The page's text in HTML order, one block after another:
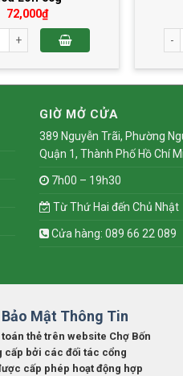
72,000₫
Hạt Điều Sấy Thăng Hoa Lon 50g
GIỜ MỞ CỬA
389 Nguyễn Trãi, Phường
Quận 1, Thành Phố Hồ Chí
7h00 – 19h30
Từ Thứ Hai đến Chủ Nhật
Cửa hàng: 089 66 22 089
Mật Thông Tin
thẻ trên website Chợ Bốn
cấp bởi các đối tác cổng
cấp phép hoạt động hợp